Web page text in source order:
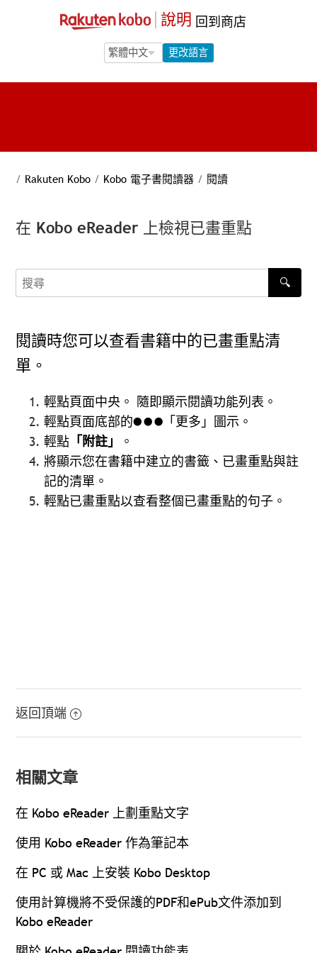
說明 回到商店
Language Selection
Language Selection
更改語言
/ Rakuten Kobo / Kobo 電子書閱讀器 / 閱讀
在 Kobo eReader 上檢視已畫重點
搜尋
🔍
閱讀時您可以查看書籍中的已畫重點清
單。
輕點頁面中央。 隨即顯示閱讀功能列表。
輕點頁面底部的
「更多」圖示。
輕點 「附註」
。
將顯示您在書籍中建立的書籤、已畫重點與註
記的清單。
輕點已畫重點以查看整個已畫重點的句子。
返回頂端
相關文章
在 Kobo eReader 上劃重點文字
使用 Kobo eReader 作為筆記本
在 PC 或 Mac 上安裝 Kobo Desktop
使用計算機將不受保護的PDF和ePub文件添加到
Kobo eReader